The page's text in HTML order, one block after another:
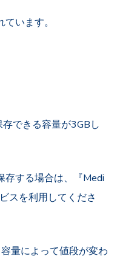
います。
できる容量が3GBし
存する場合は、『Medi
スを利用してくださ
量によって値段が変わ